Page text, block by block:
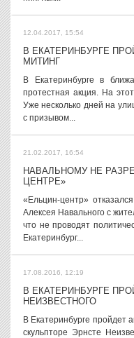
12.04.2017, 15:54
В ЕКАТЕРИНБУРГЕ
МИТИНГ
В Екатеринбурге в
протестная акция. На
Уже несколько дней на
с призывом...
21.02.2017, 16:54
НАВАЛЬНОМУ НЕ
ЦЕНТРЕ»
«Ельцин-центр»
Алексея Навального с
что не проводят
Екатеринбург...
17.08.2016, 12:19
В ЕКАТЕРИНБУРГЕ
НЕИЗВЕСТНОГО
В Екатеринбурге пройдет
скульпторе Эрнсте